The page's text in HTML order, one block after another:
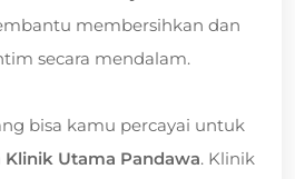
membersihkan dan
secara mendalam.
bisa kamu percayai untuk
Klinik Utama Pandawa. Klinik